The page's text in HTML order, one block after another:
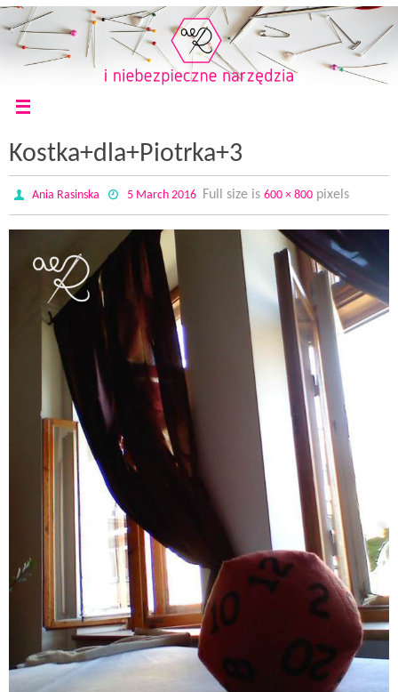
Kostka+dla+Piotrka+3
Ania Rasinska 5 March 2016 Full size is 600 × 800pixels